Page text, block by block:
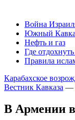
Война
Южный
Нефть и газ
Где
Правила
Карабахское
Вестник Кавказа —
В Армении